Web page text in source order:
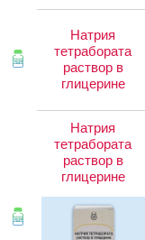
Натрия
тетрабората
раствор в
глицерине
Натрия
тетрабората
раствор в
глицерине